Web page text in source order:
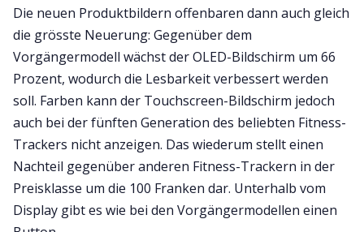
Die neuen Produktbildern offenbaren dann auch gleich
die grösste Neuerung: Gegenüber dem
Vorgängermodell wächst der OLED-Bildschirm um 66
Prozent, wodurch die Lesbarkeit verbessert werden
soll. Farben kann der Touchscreen-Bildschirm jedoch
auch bei der fünften Generation des beliebten Fitness-
Trackers nicht anzeigen. Das wiederum stellt einen
Nachteil gegenüber anderen Fitness-Trackern in der
Preisklasse um die 100 Franken dar. Unterhalb vom
Display gibt es wie bei den Vorgängermodellen einen